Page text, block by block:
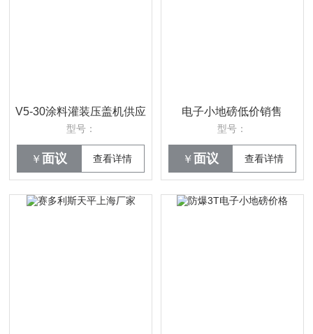
V5-30涂料灌装压盖机供应
型号：
￥ 面议 查看详情
电子小地磅低价销售
型号：
￥ 面议 查看详情